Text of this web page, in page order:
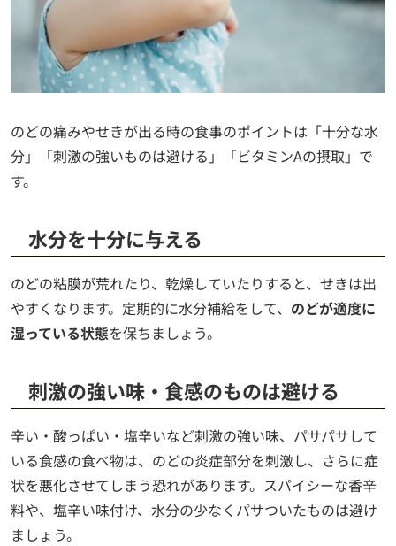
のどの痛みやせきが出る時の食事のポイントは「十分な水
分」「刺激の強いものは避ける」「ビタミンAの摂取」で
す。
水分を十分に与える
のどの粘膜が荒れたり、乾燥していたりすると、せきは出
やすくなります。定期的に水分補給をして、 のどが適度に
湿っている状態を保ちましょう。
刺激の強い味・食感のものは避ける
辛い・酸っぱい・塩辛いなど刺激の強い味、パサパサして
いる食感の食べ物は、のどの炎症部分を刺激し、さらに症
状を悪化させてしまう恐れがあります。スパイシーな香辛
料や、塩辛い味付け、水分の少なくパサついたものは避け
ましょう。